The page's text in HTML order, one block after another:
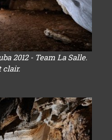
2012 - Team La Salle.
clair.